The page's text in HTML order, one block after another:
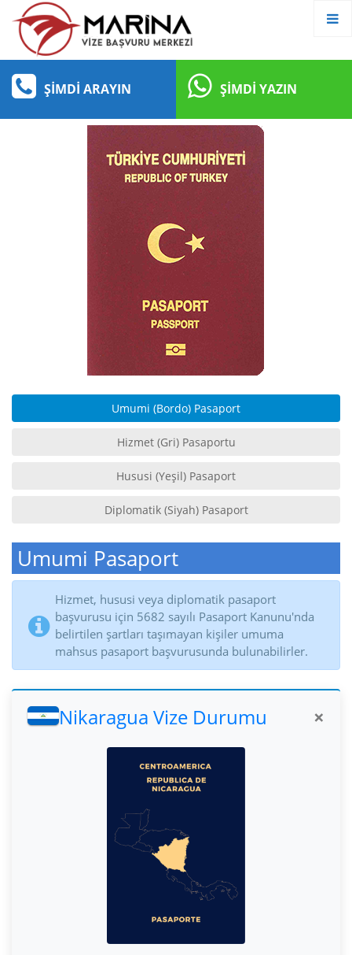
ŞIMDI ARAYIN ŞIMDI YAZIN
Umumi (Bordo) Pasaport
Hizmet (Gri) Pasaportu
Hususi (Yeşil) Pasaport
Diplomatik (Siyah) Pasaport
Umumi Pasaport
Hizmet, hususi veya diplomatik pasaport
başvurusu için 5682 sayılı Pasaport Kanunu'nda
belirtilen şartları taşımayan kişiler umuma
mahsus pasaport başvurusunda bulunabilirler.
Nikaragua Vize Durumu ×